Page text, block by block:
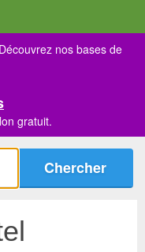
Découvrez nos bases de
gratuit.